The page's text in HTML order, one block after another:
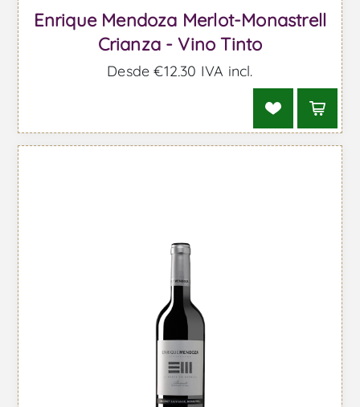
Enrique Mendoza Merlot-Monastrell
Crianza - Vino Tinto
Desde €12,30 IVA incl.